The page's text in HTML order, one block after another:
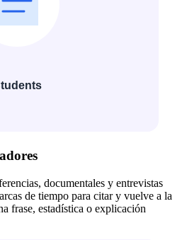
documentales y entrevistas
de tiempo para citar y vuelve a la
frase, estadística o explicación